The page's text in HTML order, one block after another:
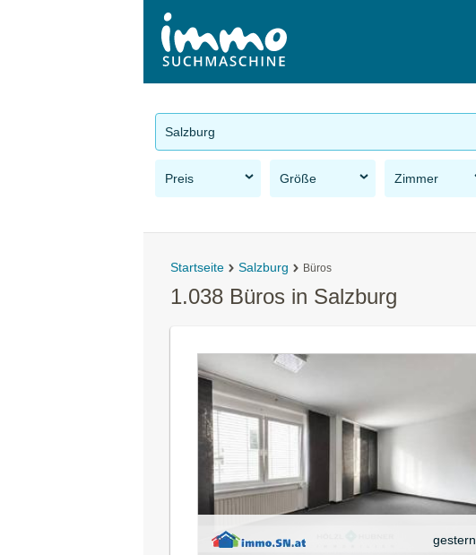
Salzburg
Preis Größe Zimmer
Startseite Salzburg Büros
1.038 Büros in Salzburg
gestern